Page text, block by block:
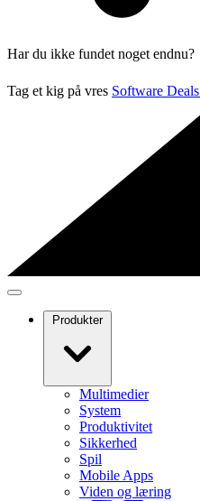
Har du ikke fundet noget endnu?
Tag et kig på vres Software Deals
Produkter
Multimedier
System
Produktivitet
Sikkerhed
Spil
Mobile Apps
Viden og læring